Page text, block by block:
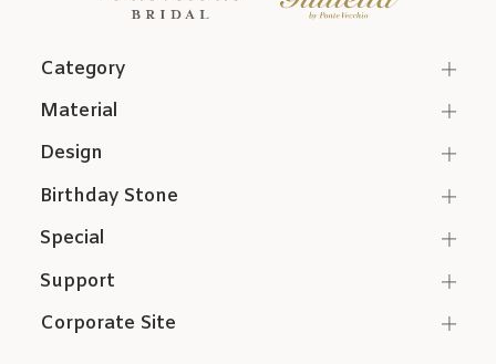
Category
Support
Corporate Site
Material
Design
Birthday Stone
Special